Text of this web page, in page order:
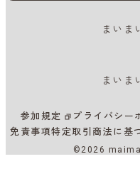
まいま
まいま
参加規定
プライバシー
免責事項特定取引商法に基
©2026